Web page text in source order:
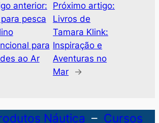
anterior:
pesca
para
ao Ar
Próximo artigo:
Livros de
Tamara Klink:
Inspiração e
Aventuras no
Mar
→
Náutica – Cursos